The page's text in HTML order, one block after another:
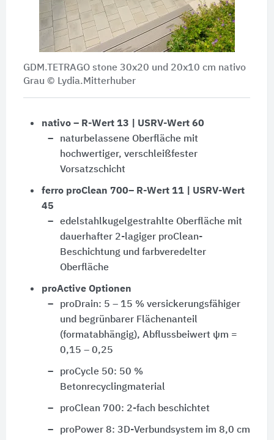
GDM.TETRAGO stone 30x20 und 20x10 cm nativo
Grau © Lydia.Mitterhuber
nativo – R-Wert 13 | USRV-Wert 60
naturbelassene Oberfläche mit
hochwertiger, verschleißfester
Vorsatzschicht
ferro proClean 700– R-Wert 11 | USRV-Wert
45
edelstahlkugelgestrahlte Oberfläche mit
dauerhafter 2-lagiger proClean-
Beschichtung und farbveredelter
Oberfläche
proActive Optionen
proDrain: 5 – 15 % versickerungsfähiger
und begrünbarer Flächenanteil
(formatabhängig), Abflussbeiwert ψm =
0,15 – 0,25
proCycle 50: 50 %
Betonrecyclingmaterial
proClean 700: 2-fach beschichtet
proPower 8: 3D-Verbundsystem im 8,0 cm